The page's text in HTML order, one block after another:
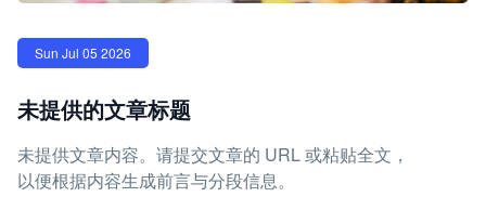
Sun Jul 05 2026
未提供的文章标题
未提供文章内容。请提交文章的 URL 或粘贴全文，
以便根据内容生成前言与分段信息。